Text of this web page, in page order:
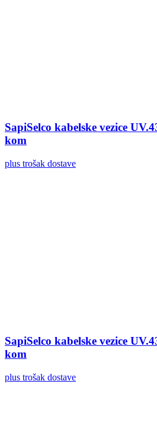
SapiSelco kabelske vezice
kom
plus trošak dostave
SapiSelco kabelske vezice
kom
plus trošak dostave